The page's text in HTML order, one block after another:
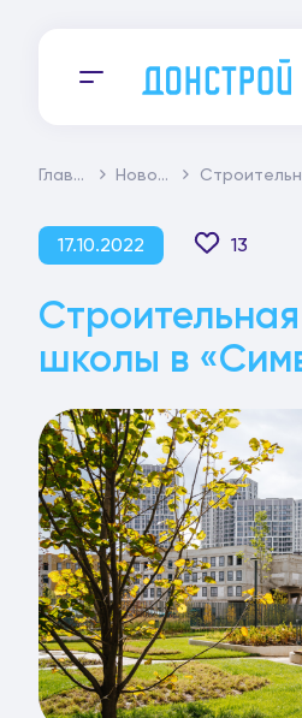
Главная Новости
17.10.2022 13
школы в